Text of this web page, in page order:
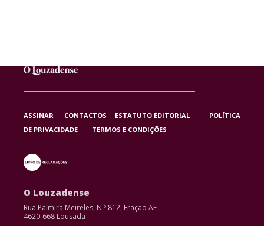
ASSINAR CONTACTOS ESTATUTO EDITORIAL POLÍTICA
DE PRIVACIDADE TERMOS E CONDIÇÕES
O Louzadense
Rua Palmira Meireles, N.º 812, Fração AE
4620-668 Lousada